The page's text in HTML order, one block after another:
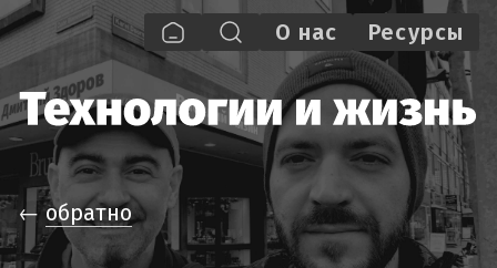
О нас Pecypcы
←обратно